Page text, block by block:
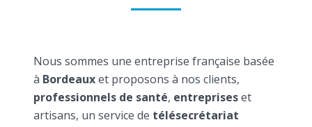
Nous sommes une entreprise française basée
à Bordeauxet proposons à nos clients,
professionnels de santé, entrepriseset
artisans, un service de télésecrétariat